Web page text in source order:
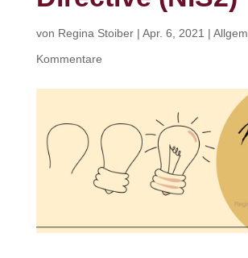
von Regina Stoiber| Apr. 6, 2021 |
Kommentare